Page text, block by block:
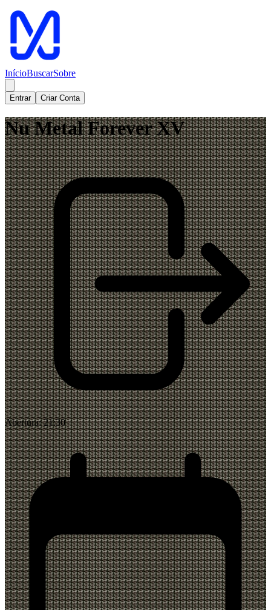
InícioBuscarSobre
Entrar Criar Conta
Nu Metal Forever XV
Abertura:21:30